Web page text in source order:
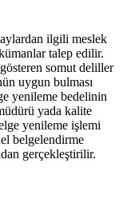
ilgili meslek
talep edilir.
somut deliller
uygun bulması
yenileme bedelinin
yada kalite
yenileme işlemi
belgelendirme
gerçekleştirilir.